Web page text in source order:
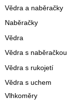
Vědra a naběračky
Naběračky
Vědra
Vědra s naběračkou
Vědra s rukojetí
Vědra s uchem
Vlhkoměry